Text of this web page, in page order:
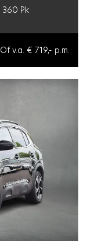
360 Pk
Of v.a. € 719,- p.m.